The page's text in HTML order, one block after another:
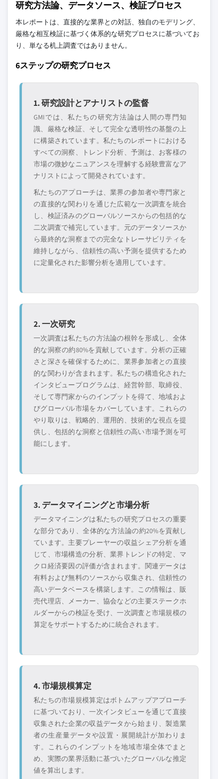
研究方法論、データソース、検証プロセス
本レポートは、直接的な業界との対話、独自のモデリング、
厳格な相互検証に基づく体系的な研究プロセスに基づいてお
り、単なる机上調査ではありません。
6ステップの研究プロセス
1. 研究設計とアナリストの監督
GMIでは、私たちの研究方法論は人間の専門知
識、厳格な検証、そして完全な透明性の基盤の上
に構築されています。私たちのレポートにおける
すべての洞察、トレンド分析、予測は、お客様の
市場の微妙なニュアンスを理解する経験豊富なア
ナリストによって開発されています。
私たちのアプローチは、業界の参加者や専門家と
の直接的な関わりを通じた広範な一次調査を統合
し、検証済みのグローバルソースからの包括的な
二次調査で補完しています。元のデータソースか
ら最終的な洞察までの完全なトレーサビリティを
維持しながら、信頼性の高い予測を提供するため
に定量化された影響分析を適用しています。
2. 一次研究
一次調査は私たちの方法論の根幹を形成し、全体
的な洞察の約80%を貢献しています。分析の正確
さと深さを確保するために、業界参加者との直接
的な関わりが含まれます。私たちの構造化された
インタビュープログラムは、経営幹部、取締役、
そして専門家からのインプットを得て、地域およ
びグローバル市場をカバーしています。これらの
やり取りは、戦略的、運用的、技術的な視点を提
供し、包括的な洞察と信頼性の高い市場予測を可
能にします。
3. データマイニングと市場分析
データマイニングは私たちの研究プロセスの重要
な部分であり、全体的な方法論の約20%を貢献し
ています。主要プレーヤーの収益シェア分析を通
じて、市場構造の分析、業界トレンドの特定、マ
クロ経済要因の評価が含まれます。関連データは
有料および無料のソースから収集され、信頼性の
高いデータベースを構築します。この情報は、販
売代理店、メーカー、協会などの主要ステークホ
ルダーからの検証を受け、一次調査と市場規模の
算定をサポートするために統合されます。
4. 市場規模算定
私たちの市場規模算定はボトムアップアプローチ
に基づいており、一次インタビューを通じて直接
収集された企業の収益データから始まり、製造業
者の生産量データや設置・展開統計が加わりま
す。これらのインプットを地域市場全体でまと
め、実際の業界活動に基づいたグローバルな推定
値を算出します。